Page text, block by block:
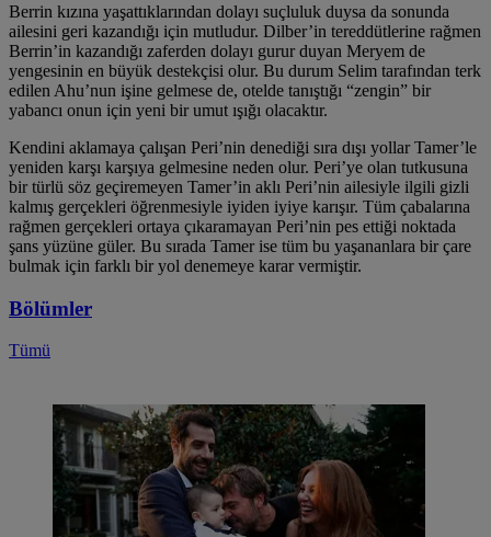
Berrin kızına yaşattıklarından dolayı suçluluk duysa da sonunda
ailesini geri kazandığı için mutludur. Dilber’in tereddütlerine rağmen
Berrin’in kazandığı zaferden dolayı gurur duyan Meryem de
yengesinin en büyük destekçisi olur. Bu durum Selim tarafından terk
edilen Ahu’nun işine gelmese de, otelde tanıştığı “zengin” bir
yabancı onun için yeni bir umut ışığı olacaktır.
Kendini aklamaya çalışan Peri’nin denediği sıra dışı yollar Tamer’le
yeniden karşı karşıya gelmesine neden olur. Peri’ye olan tutkusuna
bir türlü söz geçiremeyen Tamer’in aklı Peri’nin ailesiyle ilgili gizli
kalmış gerçekleri öğrenmesiyle iyiden iyiye karışır. Tüm çabalarına
rağmen gerçekleri ortaya çıkaramayan Peri’nin pes ettiği noktada
şans yüzüne güler. Bu sırada Tamer ise tüm bu yaşananlara bir çare
bulmak için farklı bir yol denemeye karar vermiştir.
Bölümler
Tümü